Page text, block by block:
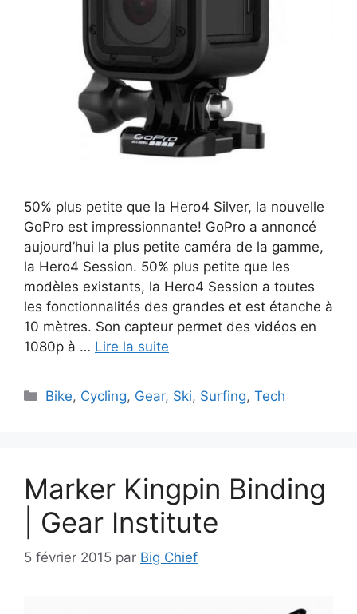
50% plus petite que la Hero4 Silver, la nouvelle
GoPro est impressionnante! GoPro a annoncé
aujourd’hui la plus petite caméra de la gamme,
la Hero4 Session. 50% plus petite que les
modèles existants, la Hero4 Session a toutes
les fonctionnalités des grandes et est étanche à
10 mètres. Son capteur permet des vidéos en
1080p à … Lire la suite
Catégories
Bike, Cycling, Gear, Ski, Surfing,Tech
Marker Kingpin Binding
| Gear Institute
5 février 2015 par Big Chief